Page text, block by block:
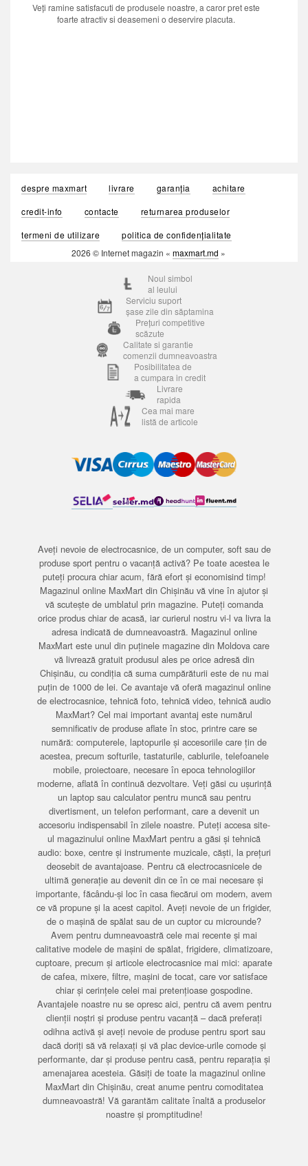
Veți ramine satisfacuti de produsele noastre, a caror pret este
foarte atractiv si deasemeni o deservire placuta.
despre maxmart livrare garanția
achitare
credit-info
contacte
returnarea produselor
termeni de utilizare
politica de confidențialitate
2026 © Internet magazin « maxmart.md »
Noul simbol
al leului
Serviciu suport
șase zile din săptamina
Prețuri competitive
scăzute
Calitate si garantie
comenzii dumneavoastra
Posibilitatea de
a cumpara in credit
Livrare
rapida
Cea mai mare
listă de articole
Aveți nevoie de electrocasnice, de un computer, soft sau de
produse sport pentru o vacanță activă? Pe toate acestea le
puteți procura chiar acum, fără efort și economisind timp!
Magazinul online MaxMart din Chișinău vă vine în ajutor și
vă scutește de umblatul prin magazine. Puteți comanda
orice produs chiar de acasă, iar curierul nostru vi-l va livra la
adresa indicată de dumneavoastră. Magazinul online
MaxMart este unul din puținele magazine din Moldova care
vă livrează gratuit produsul ales pe orice adresă din
Chișinău, cu condiția că suma cumpărăturii este de nu mai
puțin de 1000 de lei. Ce avantaje vă oferă magazinul online
de electrocasnice, tehnică foto, tehnică video, tehnică audio
MaxMart? Cel mai important avantaj este numărul
semnificativ de produse aflate în stoc, printre care se
numără: computerele, laptopurile și accesoriile care țin de
acestea, precum softurile, tastaturile, cablurile, telefoanele
mobile, proiectoare, necesare în epoca tehnologiilor
moderne, aflată în continuă dezvoltare. Veți găsi cu ușurință
un laptop sau calculator pentru muncă sau pentru
divertisment, un telefon performant, care a devenit un
accesoriu indispensabil în zilele noastre. Puteți accesa site-
ul magazinului online MaxMart pentru a găsi și tehnică
audio: boxe, centre și instrumente muzicale, căști, la prețuri
deosebit de avantajoase. Pentru că electrocasnicele de
ultimă generație au devenit din ce în ce mai necesare și
importante, făcându-și loc în casa fiecărui om modern, avem
ce vă propune și la acest capitol. Aveți nevoie de un frigider,
de o mașină de spălat sau de un cuptor cu microunde?
Avem pentru dumneavoastră cele mai recente și mai
calitative modele de mașini de spălat, frigidere, climatizoare,
cuptoare, precum și articole electrocasnice mai mici: aparate
de cafea, mixere, filtre, mașini de tocat, care vor satisface
chiar și cerințele celei mai pretențioase gospodine.
Avantajele noastre nu se opresc aici, pentru că avem pentru
clienții noștri și produse pentru vacanță – dacă preferați
odihna activă și aveți nevoie de produse pentru sport sau
dacă doriți să vă relaxați și vă plac device-urile comode și
performante, dar și produse pentru casă, pentru reparația și
amenajarea acesteia. Găsiți de toate la magazinul online
MaxMart din Chișinău, creat anume pentru comoditatea
dumneavoastră! Vă garantăm calitate înaltă a produselor
noastre și promptitudine!